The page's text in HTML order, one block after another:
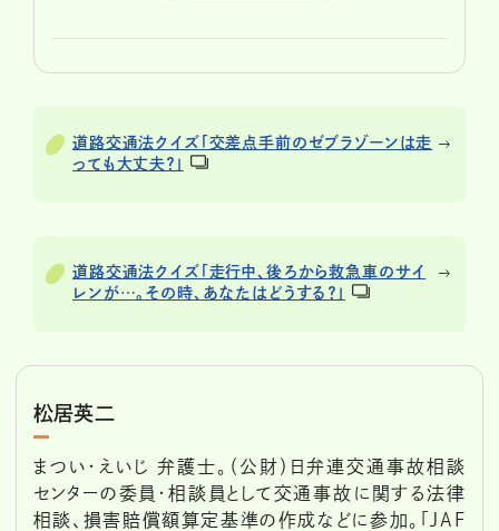
道路交通法クイズ「交差点手前のゼブラゾーンは走
っても大丈夫？」
道路交通法クイズ「走行中、後ろから救急車のサイ
レンが…。その時、あなたはどうする？」
松居英二
まつい・えいじ 弁護士。（公財）日弁連交通事故相談
センターの委員・相談員として交通事故に関する法律
相談、損害賠償額算定基準の作成などに参加。「JAF